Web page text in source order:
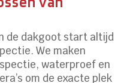
de dakgoot start altijd
We maken
waterproef en
om de exacte plek